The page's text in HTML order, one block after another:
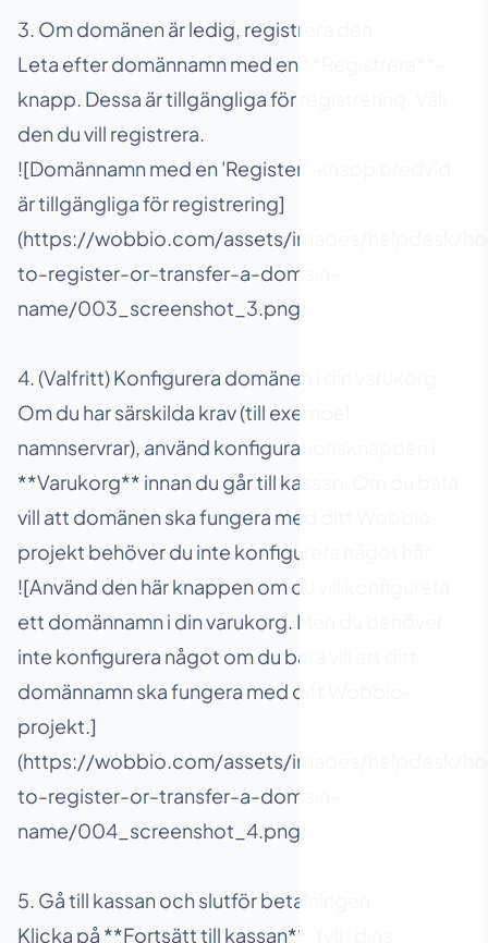
3. Om domänen är ledig, registrera den
Leta efter domännamn med en **Registrera**-
knapp. Dessa är tillgängliga för registrering. Välj
den du vill registrera.
![Domännamn med en 'Register'-knapp bredvid
är tillgängliga för registrering]
(https://wobbio.com/assets/images/helpdesk/
to-register-or-transfer-a-domain-
name/003_screenshot_3.png)
4. (Valfritt) Konfigurera domänen i din varukorg
Om du har särskilda krav (till exempel
namnservrar), använd konfigurationsknappen i
**Varukorg** innan du går till kassan. Om du bara
vill att domänen ska fungera med ditt Wobbio-
projekt behöver du inte konfigurera något här.
![Använd den här knappen om du vill konfigurera
ett domännamn i din varukorg. Men du behöver
inte konfigurera något om du bara vill att ditt
domännamn ska fungera med ditt Wobbio-
projekt.]
(https://wobbio.com/assets/images/helpdesk/
to-register-or-transfer-a-domain-
name/004_screenshot_4.png)
5. Gå till kassan och slutför betalningen
Klicka på **Fortsätt till kassan**, fyll i dina